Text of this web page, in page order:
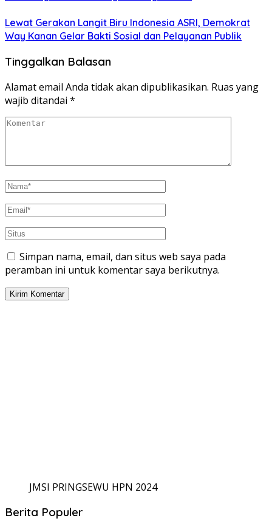
Lewat Gerakan Langit Biru Indonesia ASRI, Demokrat
Way Kanan Gelar Bakti Sosial dan Pelayanan Publik
Tinggalkan Balasan
Alamat email Anda tidak akan dipublikasikan. Ruas yang
wajib ditandai *
Simpan nama, email, dan situs web saya pada
peramban ini untuk komentar saya berikutnya.
JMSI PRINGSEWU HPN 2024
Berita Populer